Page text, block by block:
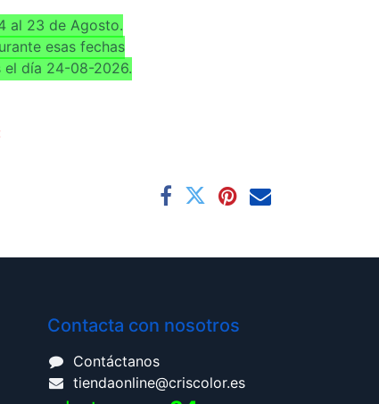
al 23 de Agosto.
esas fechas
el día 24-08-2026.
Contacta con nosotros
Contáctanos
tiendaonline@criscolor.es